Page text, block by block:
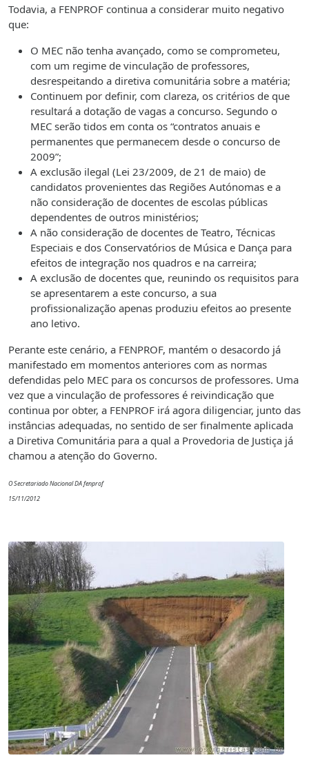
Todavia, a FENPROF continua a considerar muito negativo
que:
O MEC não tenha avançado, como se comprometeu,
com um regime de vinculação de professores,
desrespeitando a diretiva comunitária sobre a matéria;
Continuem por definir, com clareza, os critérios de que
resultará a dotação de vagas a concurso. Segundo o
MEC serão tidos em conta os “contratos anuais e
permanentes que permanecem desde o concurso de
2009”;
A exclusão ilegal (Lei 23/2009, de 21 de maio) de
candidatos provenientes das Regiões Autónomas e a
não consideração de docentes de escolas públicas
dependentes de outros ministérios;
A não consideração de docentes de Teatro, Técnicas
Especiais e dos Conservatórios de Música e Dança para
efeitos de integração nos quadros e na carreira;
A exclusão de docentes que, reunindo os requisitos para
se apresentarem a este concurso, a sua
profissionalização apenas produziu efeitos ao presente
ano letivo.
Perante este cenário, a FENPROF, mantém o desacordo já
manifestado em momentos anteriores com as normas
defendidas pelo MEC para os concursos de professores. Uma
vez que a vinculação de professores é reivindicação que
continua por obter, a FENPROF irá agora diligenciar, junto das
instâncias adequadas, no sentido de ser finalmente aplicada
a Diretiva Comunitária para a qual a Provedoria de Justiça já
chamou a atenção do Governo.
O Secretariado Nacional DA fenprof
15/11/2012